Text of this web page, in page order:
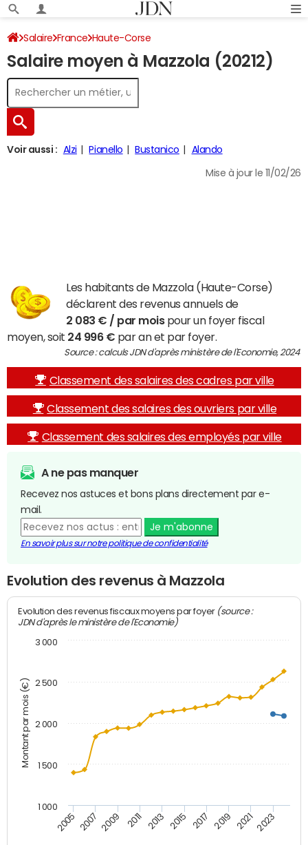
Salaire France Haute-Corse
Salaire moyen à Mazzola (20212)
Voir aussi : Alzi Pianello Bustanico Alando
Mise à jour le 11/02/26
Les habitants de Mazzola (Haute-Corse)
déclarent des revenus annuels de
2 083 € / par moispour un foyer fiscal
moyen, soit 24 996 € par an et par foyer.
Source : calculs JDN d'après ministère de l'Economie, 2024
Classement des salaires des cadres par ville
Classement des salaires des ouvriers par ville
Classement des salaires des employés par ville
A ne pas manquer
Recevez nos astuces et bons plans directement par e-
mail.
Je m'abonne
En savoir plus sur notre politique de confidentialité
Evolution des revenus à Mazzola
Montant par mois (€)
Evolution des revenus fiscaux moyens par foyer (source :
JDN d'après le ministère de l'Economie)
2005 2007 2009 2011 2013 2015 2017 2019 2021 2023
1 000
1 500
2 000
2 500
3 000